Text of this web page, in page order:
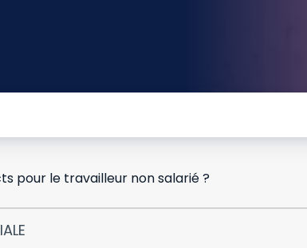
pour le travailleur non salarié ?